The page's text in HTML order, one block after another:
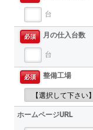
台
必須 月の仕入台数
台
必須 整備工場
ホームページURL